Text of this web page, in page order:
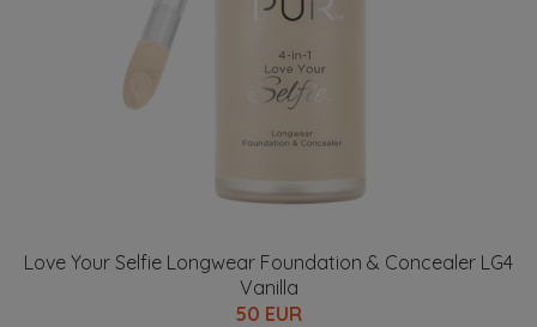
Love Your Selfie Longwear Foundation & Concealer LG4
Vanilla
50 EUR